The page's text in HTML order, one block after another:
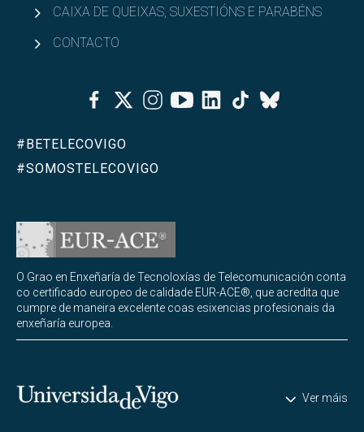
CAIXA DE QUEIXAS, SUXESTIÓNS E PARABÉNS
CONTACTO
FacebookTwitterInstagramYoutubeLinkedinTiktok
Bluesky
#BETELECOVIGO
#SOMOSTELECOVIGO
O Grao en Enxeñaría de Tecnoloxías de Telecomunicación conta
co certificado europeo de calidade EUR-ACE®, que acredita que
cumpre de maneira excelente coas esixencias profesionais da
enxeñaría europea.
Universidade de Vigo Ver máis